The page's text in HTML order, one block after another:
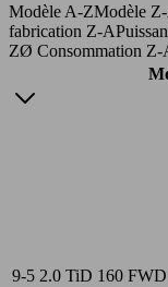
Modèle A-ZModèle
fabrication Z-A
ZØ Consommation Z-
9-5 2.0 TiD 160